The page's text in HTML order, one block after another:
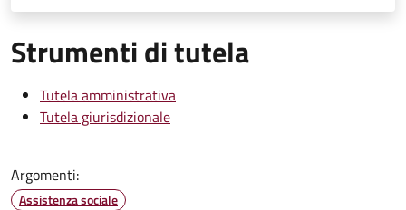
Strumenti di tutela
Tutela amministrativa
Tutela giurisdizionale
Argomenti:
Assistenza sociale